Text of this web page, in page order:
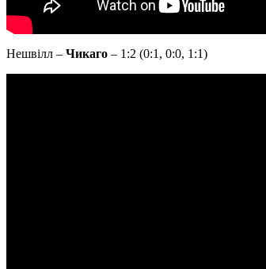
Нешвілл – Чикаго – 1:2 (0:1, 0:0, 1:1)